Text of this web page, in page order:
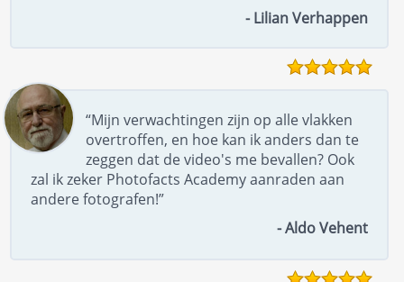
- Lilian Verhappen
“Mijn verwachtingen zijn op alle vlakken
overtroffen, en hoe kan ik anders dan te
zeggen dat de video's me bevallen? Ook
zal ik zeker Photofacts Academy aanraden aan
andere fotografen!”
- Aldo Vehent